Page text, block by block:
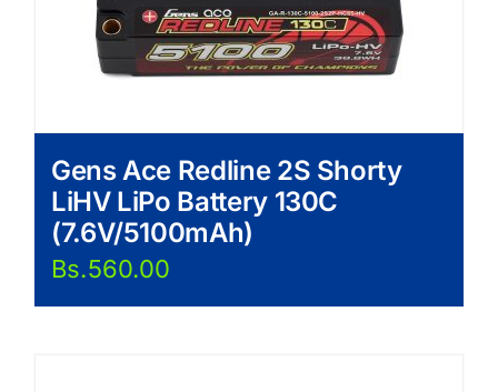
Gens Ace Redline 2S Shorty
LiHV LiPo Battery 130C
(7.6V/5100mAh)
Bs.560.00